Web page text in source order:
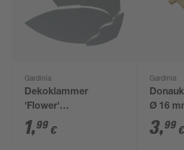
Gardinia
Dekoklammer
'Flower'
edelstahlfarben
1,99 €
Gardinia
Ø 16
3,99